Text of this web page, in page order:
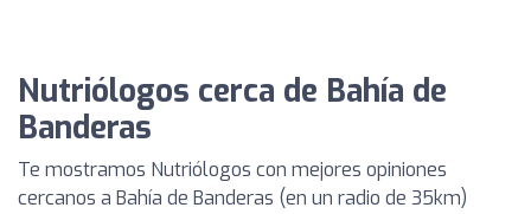
Nutriólogos cerca de Bahía de
Banderas
Te mostramos Nutriólogos con mejores opiniones
cercanos a Bahía de Banderas (en un radio de 35km)